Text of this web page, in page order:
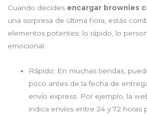
Cuando decides encargar brownies
una sorpresa de última hora, estás
elementos potentes: lo rápido, lo
emocional.
Rápido: En muchas tiendas,
poco antes de la fecha de
envío express. Por ejemplo, la
indica envíos entre 24 y 72 horas